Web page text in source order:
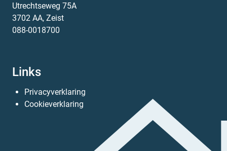
Utrechtseweg 75A
3702 AA, Zeist
088-0018700
Links
Privacyverklaring
Cookieverklaring